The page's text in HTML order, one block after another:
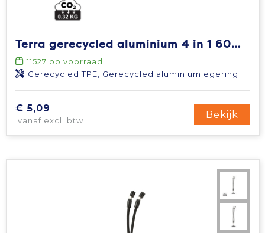
Terra gerecycled aluminium 4 in 1 60W snellaadkabel
11527 op voorraad
Gerecycled TPE, Gerecycled aluminiumlegering
€ 5,09
vanaf excl. btw
Bekijk